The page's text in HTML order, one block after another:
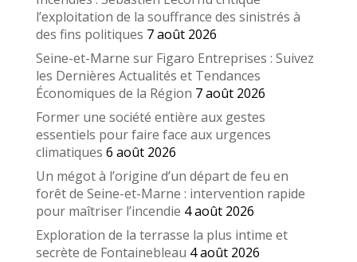
l’exploitation de la souffrance des sinistrés à
des fins politiques 7 août 2026
Seine-et-Marne sur Figaro Entreprises : Suivez
les Dernières Actualités et Tendances
Économiques de la Région 7 août 2026
Former une société entière aux gestes
essentiels pour faire face aux urgences
climatiques 6 août 2026
Un mégot à l’origine d’un départ de feu en
forêt de Seine-et-Marne : intervention rapide
pour maîtriser l’incendie 4 août 2026
Exploration de la terrasse la plus intime et
secrète de Fontainebleau 4 août 2026